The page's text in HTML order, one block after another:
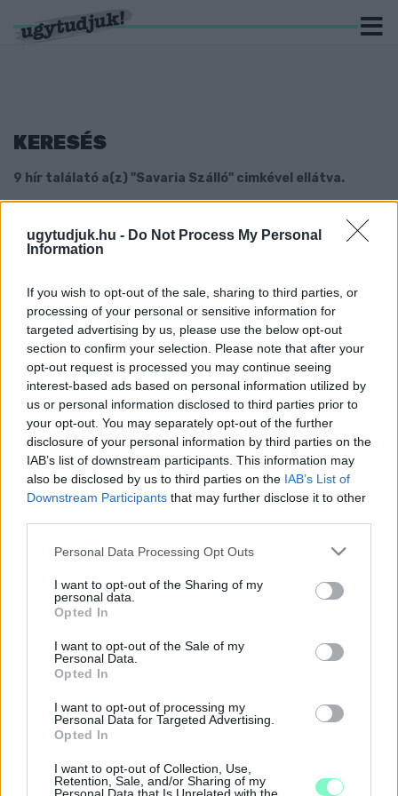
ugytudjuk.hu - Do Not Process My Personal
Information
If you wish to opt-out of the sale, sharing to third parties, or
processing of your personal or sensitive information for
targeted advertising by us, please use the below opt-out
section to confirm your selection. Please note that after your
opt-out request is processed you may continue seeing
interest-based ads based on personal information utilized by
us or personal information disclosed to third parties prior to
your opt-out. You may separately opt-out of the further
disclosure of your personal information by third parties on the
IAB’s list of downstream participants. This information may
also be disclosed by us to third parties on the IAB’s List of
Downstream Participants that may further disclose it to other
Please note that this website/app uses one or more Google
not limited to your visit or usage behaviour. You may click to
grant or deny consent to Google and its third-party tags to
use your data for below specified purposes in below Google
consent section.
Personal Data Processing Opt Outs
I want to opt-out of the Sharing of my
personal data.
Opted In
I want to opt-out of the Sale of my
Personal Data.
Opted In
I want to opt-out of processing my
Personal Data for Targeted Advertising.
Opted In
I want to opt-out of Collection, Use,
Retention, Sale, and/or Sharing of my
KERESÉS
9 hír találató a(z) "Savaria Szálló" cimkével ellátva.
NETTÓ 939 MILLIÓ FORINTÉRT ÁRULJÁK A
SZOMBATHELYI NAGYSZÁLLÓT
megjelenésén azonban nem lehet változtatni.
ISMÉT HULLANAK A CSEREPEK A
SZOMBATHELYI NAGYSZÁLLÓRÓL
2023. február. 05. 17:04
A viharos szél megkezdte a tetőt.
KÖRBEKORDONOZTÁK A SAVARIA SZÁLLÓT
2022. október. 03. 13:12
Jó lesz vigyázni, mert eléggé leszűkült az út a Mártírok terén.
HATALMAS FALDARAB ZÚGOTT LE A
SZOMBATHELYI NAGYSZÁLLÓ HOMLOKZATRÓL
2021. december. 20. 08:40
biztonságban.
A SZOMBATHELYI ÖNKORMÁNYZAT EGYELŐRE
NEM TUD RÓLA, HOGY KIFIZETTÉK-E A
NAGYSZÁLLÓ VÉTELÁRÁT
2020. február. 04. 07:09
Amennyiben ez nem történik meg, úgy kezdeményezik a
felszámoló kamarai kizárását.
VALAMI NINCS RENDBEN A SZOMBATHELYI
NAGYSZÁLLÓ ELADÁSÁVAL
A vételárnál közel 100 millió forinttal akar többet adni egy olyan
cég, amelyik az elmúlt években csupán veszteséget termelt.